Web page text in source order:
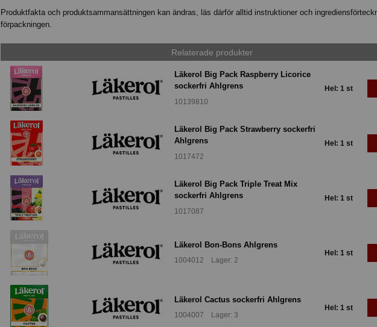
Produktfakta och produktsammansättningen kan ändras, läs därför alltid instruktioner och
förpackningen.
Relaterade produkter
Läkerol Big Pack Raspberry Licorice
sockerfri Ahlgrens
10139810
Hel: 1 st
Läkerol Big Pack Strawberry sockerfri
Ahlgrens
1017472
Hel: 1 st
Läkerol Big Pack Triple Treat Mix
sockerfri Ahlgrens
1017087
Hel: 1 st
Läkerol Bon-Bons Ahlgrens
1004012 Lager: 2
Hel: 1 st
Läkerol Cactus sockerfri Ahlgrens
1004007 Lager: 3
Hel: 1 st